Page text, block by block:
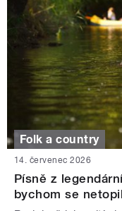
Folk a country
14. červenec 2026
Písně z
bychom se